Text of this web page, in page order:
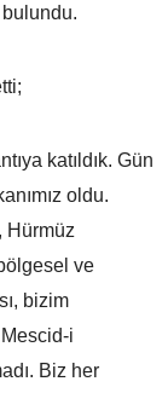
bulundu.
katıldık. Gün
oldu.
Hürmüz
ve
bizim
i
Biz her